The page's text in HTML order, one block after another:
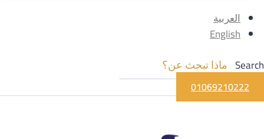
العربية
English
Search
01069210222